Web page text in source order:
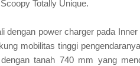
Totally Unique.
dengan power charger pada
mobilitas tinggi
tanah 740 mm yang